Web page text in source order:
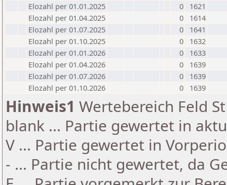
Elozahl per 01.01.2025
0
1621
Elozahl per 01.04.2025
0
1614
Elozahl per 01.07.2025
0
1641
Elozahl per 01.10.2025
0
1632
Elozahl per 01.01.2026
0
1633
Elozahl per 01.04.2026
0
1639
Elozahl per 01.07.2026
0
1639
Elozahl per 01.10.2026
0 1639
Hinweis1 Wertebereich Feld
blank ... Partie gewertet in
V ... Partie gewertet in
- ... Partie nicht gewertet, da